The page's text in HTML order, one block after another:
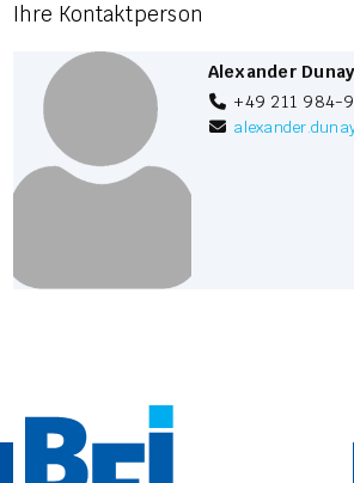
Ihre Kontaktperson
Alexander
+49 211 984-